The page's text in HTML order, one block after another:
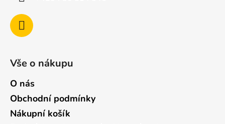
Vše o nákupu
O nás
Obchodní podmínky
Nákupní košík